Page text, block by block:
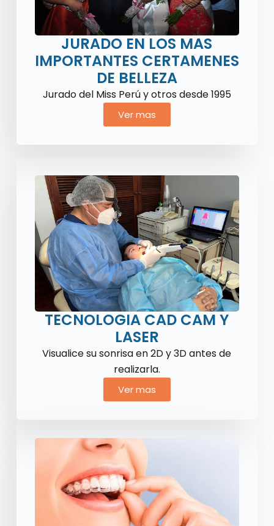
JURADO EN LOS MAS
IMPORTANTES CERTAMENES
DE BELLEZA
Jurado del Miss Perú y otros desde 1995
Ver mas
TECNOLOGIA CAD CAM Y
LASER
Visualice su sonrisa en 2D y 3D antes de
realizarla.
Ver mas